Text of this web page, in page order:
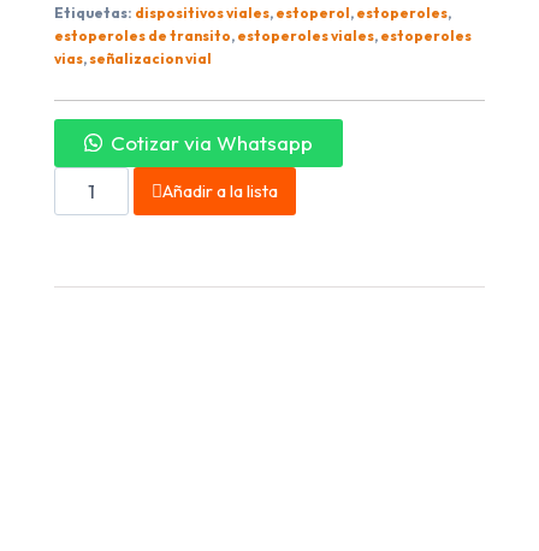
Etiquetas: dispositivos viales, estoperol, estoperoles,
estoperoles de transito, estoperoles viales, estoperoles
vias,señalizacion vial
Cotizar via Whatsapp
Añadir a la lista